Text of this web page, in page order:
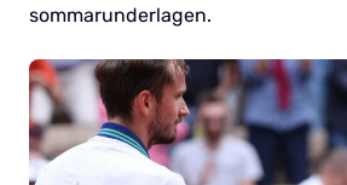
sommarunderlagen.